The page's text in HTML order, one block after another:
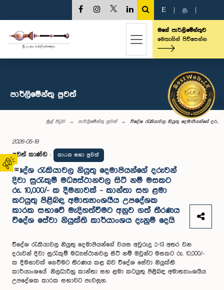
02
E த
මගේ පාර්ලිමේන්තුව
මෙතැනින් පිවිසෙන්න
පාර්ලි‌මේන්තු පුවත්
මුල් පිටුව පාර්ලි‌මේන්තු පුවත් විදේශ රැකියාවල නියුතු දෙමාපියන්ගේ දර...
2026-05-19
පුවත් කාණ්ඩ : කාරක සභා පුවත්
විදේශ රැකියාවල නියුතු දෙමාපියන්ගේ දරුවන්
දිවා සුරැකුම් මධ්‍යස්ථානවල සිටී නම් මසකට
රු. 10,000/- ක දීමනාවක් - කාන්තා සහ ළමා
කටයුතු පිළිබඳ අමාත්‍යාංශයීය උපදේශක
කාරක සභාවේ මැදිහත්වීමට අනුව ගත් තීරණය
විදේශ සේවා නියුක්ති කාර්යාංශය දැනුම් දෙයි
විදේශ රැකියාවල නියුතු දෙමාපියන්ගේ වයස අවුරුදු 2-13 අතර වන
දරුවන් දිවා සුරැකුම් මධ්‍යස්ථානවල සිටී නම් ඔවුන්ට මසකට රු. 10,000/-
ක දීමනාවක් ගෙවීමට තීරණය කළ බව විදේශ සේවා නියුක්ති
කාර්යාංශයේ නිලධාරීහු කාන්තා සහ ළමා කටයුතු පිළිබඳ අමාත්‍යාංශයීය
උපදේශක කාරක සභාවට පැවසූහ.